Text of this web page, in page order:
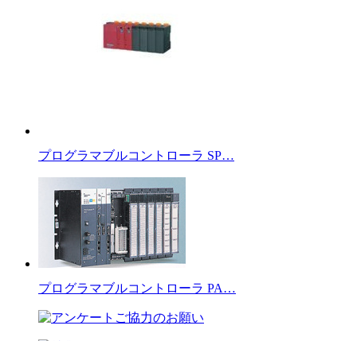
プログラマブルコントローラ SP…
プログラマブルコントローラ PA…